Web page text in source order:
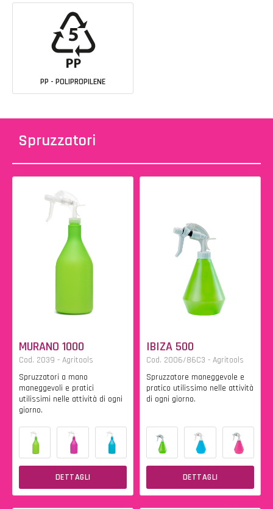
PP - POLIPROPILENE
Spruzzatori
MURANO 1000
Cod. 2039 - Agritools
Spruzzatori a mano
maneggevoli e pratici
utilissimi nelle attività di ogni
giorno.
DETTAGLI
IBIZA 500
Cod. 2006/86C3 - Agritools
Spruzzatore maneggevole e
pratico utilissimo nelle attività
di ogni giorno.
DETTAGLI